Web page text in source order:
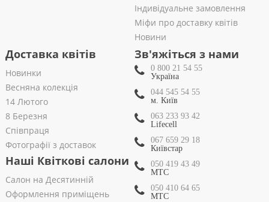
Індивідуальне замовлення
Міфи про доставку квітів
Новини
Доставка квітів
Новинки
Весняна колекція
14 Лютого
8 Березня
Співпраця
Фотографії з доставок
Наші Квіткові салони
Салон на Десятинній
Оформлення приміщень
Зв'яжіться з нами
0 800 21 54 55
Україна
044 545 54 55
м. Київ
063 233 93 42
Lifecell
067 659 29 18
Київстар
050 419 43 49
МТС
050 410 64 65
МТС